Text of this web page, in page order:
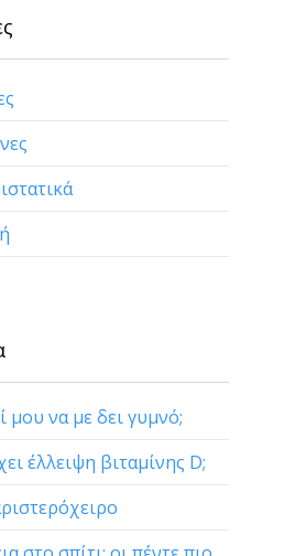
μου να με δει γυμνό;
έλλειψη βιταμίνης D;